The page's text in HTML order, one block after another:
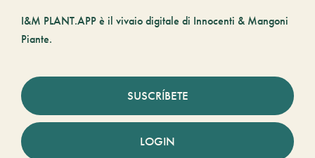
I&M PLANT.APP è il vivaio digitale di Innocenti & Mangoni
Piante.
SUSCRÍBETE
LOGIN